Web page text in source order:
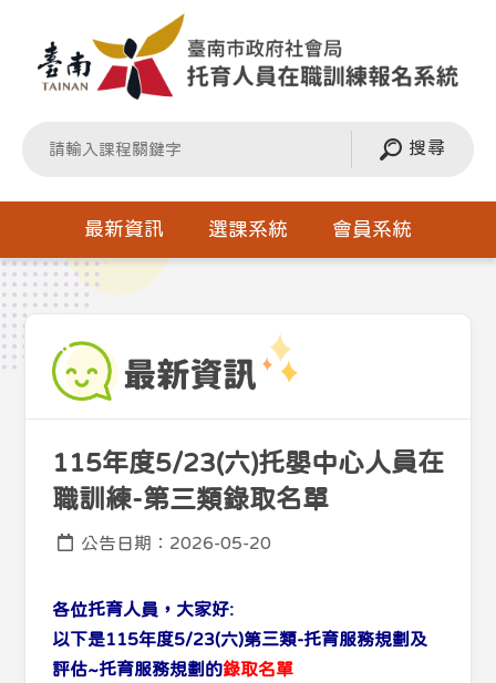
搜尋
最新資訊 選課系統 會員系統
115年度5/23(六)托嬰中心人員在
職訓練-第三類錄取名單
公告日期：2026-05-20
各位托育人員，大家好:
以下是115年度5/23(六)第三類-托育服務規劃及
評估~托育服務規劃 的錄取名單